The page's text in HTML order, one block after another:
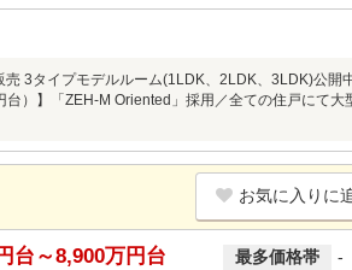
売 3タイプモデルルーム(1LDK、2LDK、3LDK)公開
）】「ZEH-M Oriented」採用／全ての住戸にて
お気に入りに
台～8,900万円台 最多価格帯
-